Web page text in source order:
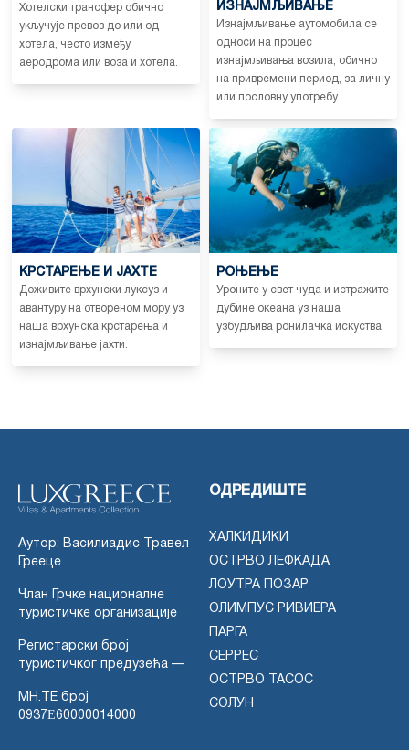
Хотелски трансфер обично
укључује превоз до или од
хотела, често између
аеродрома или воза и хотела.
ИЗНАЈМЉИВАЊЕ
Изнајмљивање аутомобила се
односи на процес
изнајмљивања возила, обично
на привремени период, за личну
или пословну употребу.
КРСТАРЕЊЕ И ЈАХТЕ
Доживите врхунски луксуз и
авантуру на отвореном мору уз
наша врхунска крстарења и
изнајмљивање јахти.
РОЊЕЊЕ
Уроните у свет чуда и истражите
дубине океана уз наша
узбудљива ронилачка искуства.
Аутор: Василиадис Травел
Грееце
Члан Грчке националне
туристичке организације
Регистарски број
туристичког предузећа —
MH.TE број
0937Ε60000014000
ОДРЕДИШТЕ
ХАЛКИДИКИ
ОСТРВО ЛЕФКАДА
ЛОУТРА ПОЗАР
ОЛИМПУС РИВИЕРА
ПАРГА
СЕРРЕС
ОСТРВО ТАСОС
СОЛУН